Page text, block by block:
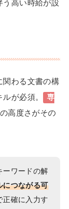
う高い時給が設
関わる文書の構
が必須。
専
高度さがその
ーワードの解
につながる可
正確に入力す